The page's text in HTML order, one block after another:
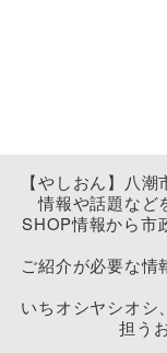
【やしおん】八
情報や話題など
SHOP情報から市
ご紹介が必要な情
いちオシヤシオシ
担う